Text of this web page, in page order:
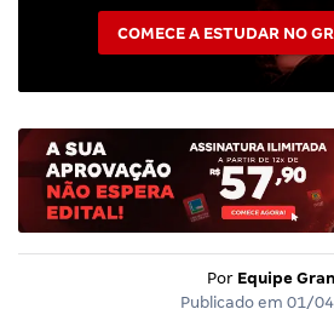
COMECE A ESTUDAR NO
Por Equipe Gran
Publicado em 01/